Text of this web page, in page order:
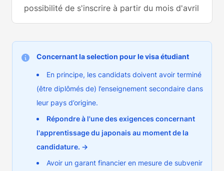
possibilité de s'inscrire à partir du mois d'avril
Concernant la selection pour le visa étudiant
En principe, les candidats doivent avoir terminé
(être diplômés de) l’enseignement secondaire dans
leur pays d’origine.
Répondre à l'une des exigences concernant
l'apprentissage du japonais au moment de la
candidature. →
Avoir un garant financier en mesure de subvenir